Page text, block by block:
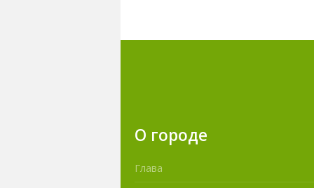
О городе
Глава